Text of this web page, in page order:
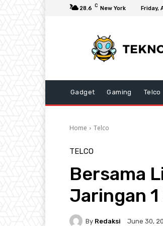
28.6 C New York Friday,
Gadget Gaming Telco
Home Telco
TELCO
Bersama
Jaringan
By Redaksi June 30,